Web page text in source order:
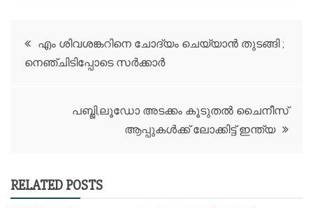
Post
navigation
എം ശിവശങ്കറിനെ ചോദ്യം ചെയ്യാൻ തുടങ്ങി ;
നെഞ്ചിടിപ്പോടെ സർക്കാർ
പബ്ജി,ലൂഡോ അടക്കം കൂടുതൽ ചൈനീസ്
ആപ്പുകൾക്ക് ലോക്കിട്ട് ഇന്ത്യ
RELATED POSTS